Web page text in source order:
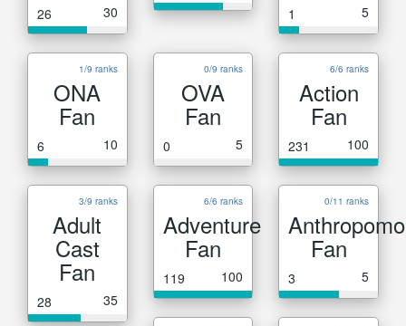
26 30 1 5
1/9 ranks
ONA
Fan
6 10
0/9 ranks
OVA
Fan
0 5
6/6 ranks
Action
Fan
231 100
3/9 ranks
Adult
Cast
Fan
28 35
6/6 ranks
Adventure
Fan
119 100
0/11 ranks
Fan
3 5